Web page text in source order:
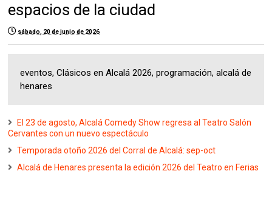
espacios de la ciudad
sábado, 20 de junio de 2026
eventos, Clásicos en Alcalá 2026, programación, alcalá de
henares
El 23 de agosto, Alcalá Comedy Show regresa al Teatro Salón
Cervantes con un nuevo espectáculo
Temporada otoño 2026 del Corral de Alcalá: sep-oct
Alcalá de Henares presenta la edición 2026 del Teatro en Ferias